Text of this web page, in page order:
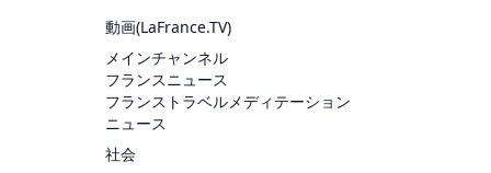
動画(LaFrance.TV)
メインチャンネル
フランスニュース
フランストラベルメディテーション
ニュース
社会